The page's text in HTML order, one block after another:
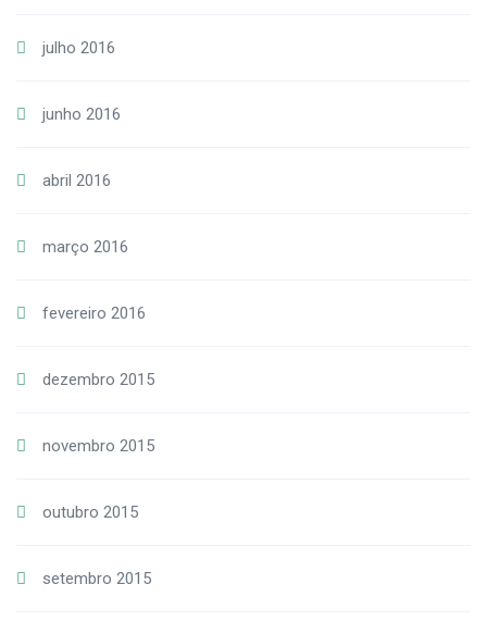
julho 2016
junho 2016
abril 2016
março 2016
fevereiro 2016
dezembro 2015
novembro 2015
outubro 2015
setembro 2015